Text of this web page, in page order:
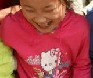
Anglia Design